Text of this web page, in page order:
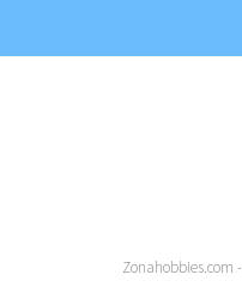
Zonahobbies.com